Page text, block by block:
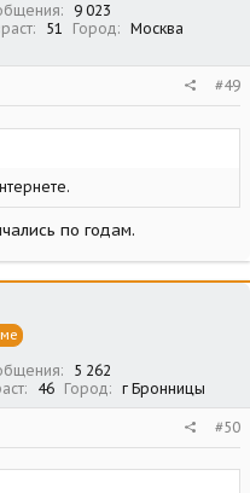
9 023
51 Город
Москва
#49
по годам.
5 262
46 Город г Бронницы
#50